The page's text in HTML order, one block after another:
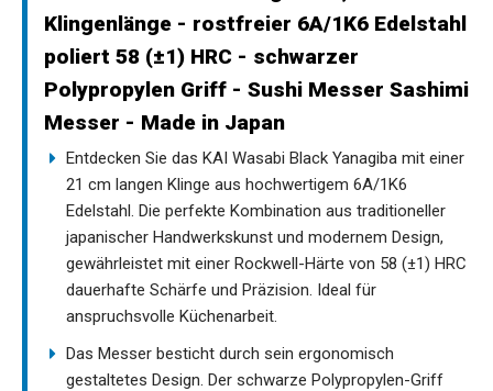
Klingenlänge - rostfreier 6A/1K6 Edelstahl
poliert 58 (±1) HRC - schwarzer
Polypropylen Griff - Sushi Messer Sashimi
Messer - Made in Japan
Entdecken Sie das KAI Wasabi Black Yanagiba mit einer
21 cm langen Klinge aus hochwertigem 6A/1K6
Edelstahl. Die perfekte Kombination aus traditioneller
japanischer Handwerkskunst und modernem Design,
gewährleistet mit einer Rockwell-Härte von 58 (±1) HRC
dauerhafte Schärfe und Präzision. Ideal für
anspruchsvolle Küchenarbeit.
Das Messer besticht durch sein ergonomisch
gestaltetes Design. Der schwarze Polypropylen-Griff